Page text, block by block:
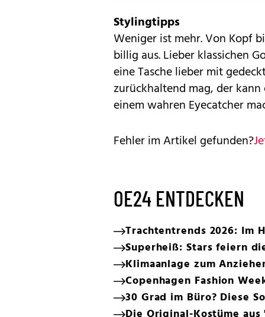
Stylingtipps
Weniger ist mehr. Von Kopf
billig aus. Lieber klassichen
eine Tasche lieber mit
zurückhaltend mag, der
einem wahren Eyecatcher
Fehler im Artikel gefunden?
OE24 ENTDECKEN
Trachtentrends 2026: Im
Superheiß: Stars feiern
Klimaanlage zum
Copenhagen Fashion
30 Grad im Büro? Diese